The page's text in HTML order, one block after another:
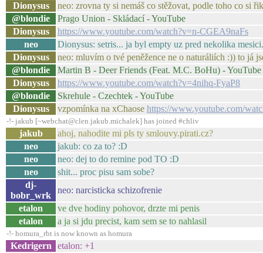
Dionysus
neo: zrovna ty si nemáš co stěžovat, podle toho co si
@blondie
Prago Union - Skládací - YouTube
Dionysus
https://www.youtube.com/watch?v=n-CGEA9naFs
neo
Dionysus: setris... ja byl empty uz pred nekolika
Dionysus
neo: mluvím o tvé peněžence ne o naturáliích :)) to já
@blondie
Martin B - Deer Friends (Feat. M.C. BoHu) - YouTube
Dionysus
https://www.youtube.com/watch?v=4nihq-FyaP8
@blondie
Skrehule - Czechtek - YouTube
Dionysus
vzpomínka na xChaose https://www.youtube.com/
-!- jakub [~webchat@clen.jakub.michalek] has joined #chliv
jakub
ahoj, nahodite mi pls ty smlouvy.pirati.cz?
neo
jakub: co za to? :D
neo
neo: dej to do remine pod TO :D
neo
shit... proc pisu sam sobe?
dj-
bobr_wrk
neo: narcisticka schizofrenie
etalon
ve dve hodiny pohovor, drzte mi penis
etalon
a ja si jdu precist, kam sem se to nahlasil
-!- homura_rbt is now known as homura
Kedrigern
etalon: +1